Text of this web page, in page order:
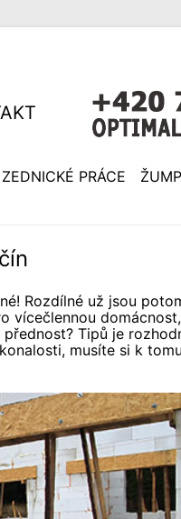
ZEDNICKÉ PRÁCE
Rozdílné už jsou
vícečlennou
Tipů je
musíte si k